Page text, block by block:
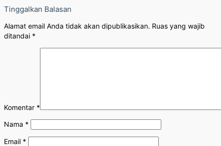
Tinggalkan Balasan
Alamat email Anda tidak akan dipublikasikan. Ruas yang wajib
ditandai *
Komentar *
Nama *
Email *